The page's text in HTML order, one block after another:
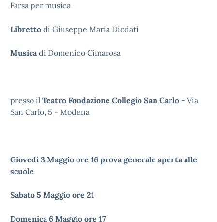
Farsa per musica
Libretto di Giuseppe Maria Diodati
Musicadi Domenico Cimarosa
presso il Teatro Fondazione Collegio San Carlo - Via
San Carlo, 5 - Modena
Giovedì 3 Maggio ore 16 prova generale aperta alle
scuole
Sabato 5 Maggio ore 21
Domenica 6 Maggio ore 17